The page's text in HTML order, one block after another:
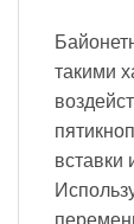
такими
вставки